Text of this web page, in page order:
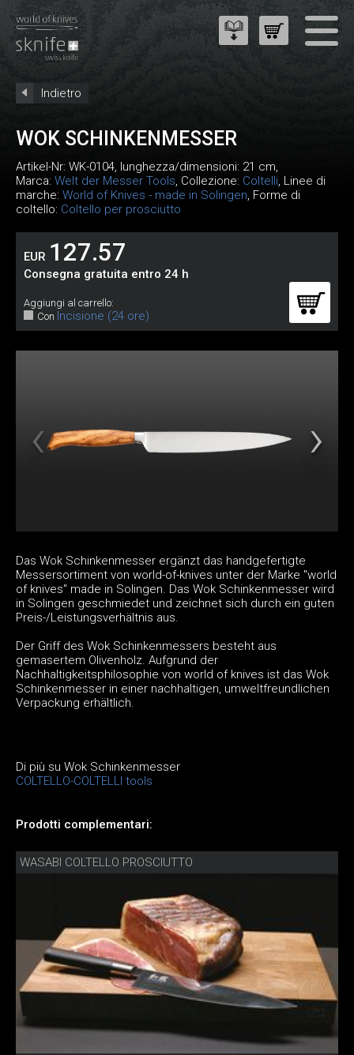
Indietro
WOK SCHINKENMESSER
Artikel-Nr: WK-0104, lunghezza/dimensioni: 21 cm,
Marca: Welt der Messer Tools, Collezione: Coltelli, Linee di
marche: World of Knives - made in Solingen, Forme di
coltello: Coltello per prosciutto
EUR 127.57
Consegna gratuita entro 24 h
Aggiungi al carrello:
Con Incisione (24 ore)
Das Wok Schinkenmesser ergänzt das handgefertigte
Messersortiment von world-of-knives unter der Marke "world
of knives" made in Solingen. Das Wok Schinkenmesser wird
in Solingen geschmiedet und zeichnet sich durch ein guten
Preis-/Leistungsverhältnis aus.
Der Griff des Wok Schinkenmessers besteht aus
gemasertem Olivenholz. Aufgrund der
Nachhaltigkeitsphilosophie von world of knives ist das Wok
Schinkenmesser in einer nachhaltigen, umweltfreundlichen
Verpackung erhältlich.
Di più su Wok Schinkenmesser
COLTELLO-COLTELLI tools
Prodotti complementari:
WASABI COLTELLO PROSCIUTTO